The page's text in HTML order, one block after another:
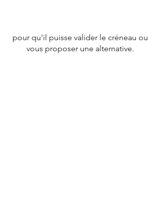
pour qu'il puisse valider le créneau ou
vous proposer une alternative.